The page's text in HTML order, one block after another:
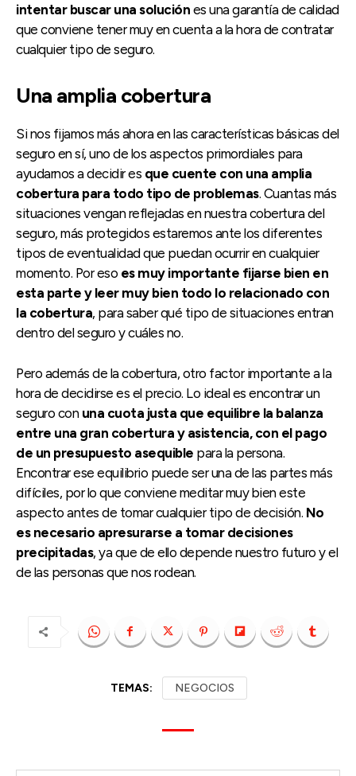
intentar buscar una solución es una garantía de calidad
que conviene tener muy en cuenta a la hora de contratar
cualquier tipo de seguro.
Una amplia cobertura
Si nos fijamos más ahora en las características básicas del
seguro en sí, uno de los aspectos primordiales para
ayudarnos a decidir es que cuente con una amplia
cobertura para todo tipo de problemas. Cuantas más
situaciones vengan reflejadas en nuestra cobertura del
seguro, más protegidos estaremos ante los diferentes
tipos de eventualidad que puedan ocurrir en cualquier
momento. Por eso es muy importante fijarse bien en
esta parte y leer muy bien todo lo relacionado con
la cobertura, para saber qué tipo de situaciones entran
dentro del seguro y cuáles no.
Pero además de la cobertura, otro factor importante a la
hora de decidirse es el precio. Lo ideal es encontrar un
seguro con una cuota justa que equilibre la balanza
entre una gran cobertura y asistencia, con el pago
de un presupuesto asequible para la persona.
Encontrar ese equilibrio puede ser una de las partes más
difíciles, por lo que conviene meditar muy bien este
aspecto antes de tomar cualquier tipo de decisión. No
es necesario apresurarse a tomar decisiones
precipitadas, ya que de ello depende nuestro futuro y el
de las personas que nos rodean.
TEMAS: NEGOCIOS